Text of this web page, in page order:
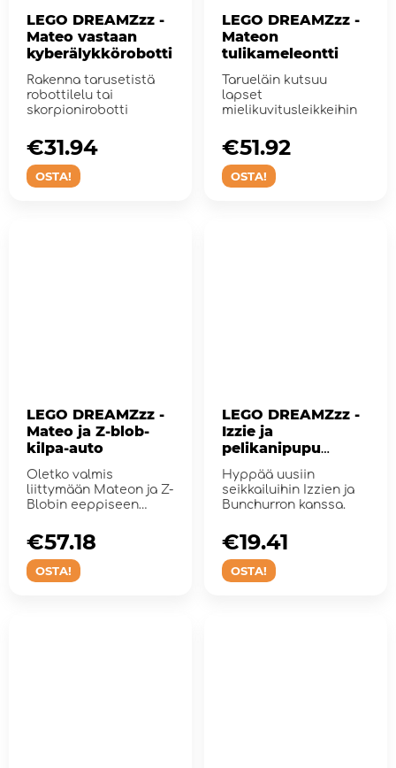
LEGO DREAMZzz -
Mateo vastaan
kyberälykkörobotti
Rakenna tarusetistä
robottilelu tai
skorpionirobotti
OSTA!
€31.94
LEGO DREAMZzz -
Mateon
tulikameleontti
Tarueläin kutsuu
lapset
mielikuvitusleikkeihin
OSTA!
€51.92
LEGO DREAMZzz -
Mateo ja Z-blob-
kilpa-auto
Oletko valmis
liittymään Mateon ja Z-
Blobin eeppiseen
OSTA!
€57.18
LEGO DREAMZzz -
Izzie ja
pelikanipupu
Bunchurro
Hyppää uusiin
seikkailuihin Izzien ja
Bunchurron kanssa.
OSTA!
€19.41